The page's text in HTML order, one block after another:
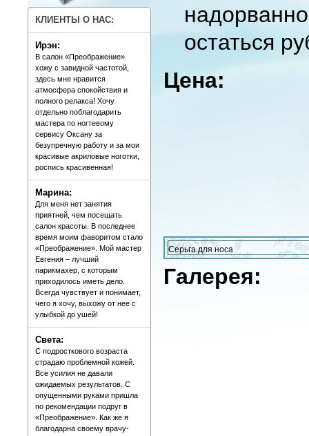
КЛИЕНТЫ О НАС:
Ирэн:
В салон «Преображение»
хожу с завидной частотой,
здесь мне нравится
атмосфера спокойствия и
полного релакса! Хочу
отдельно поблагодарить
мастера по ногтевому
сервису Оксану за
безупречную работу и за мои
красивые акриловые ноготки,
роспись красивенная!
Марина:
Для меня нет занятия
приятней, чем посещать
салон красоты. В последнее
время моим фаворитом стало
«Преображение». Мой мастер
Евгения – лучший
парикмахер, с которым
приходилось иметь дело.
Всегда чувствует и понимает,
чего я хочу, выхожу от нее с
улыбкой до ушей!
Света:
С подросткового возраста
страдаю проблемной кожей.
Все усилия не давали
ожидаемых результатов. С
опущенными руками пришла
по рекомендации подруг в
«Преображение». Как же я
благодарна своему врачу-
остаться
Цена:
Серьга для носа
Галерея: